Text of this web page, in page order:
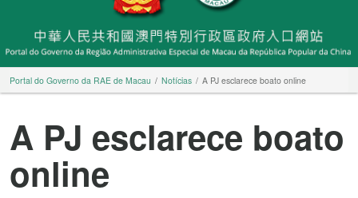
Portal do Governo da RAE de Macau Notícias A PJ esclarece boato online
A PJ esclarece boato
online